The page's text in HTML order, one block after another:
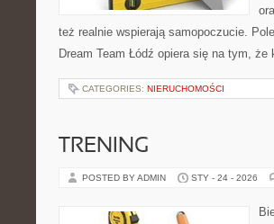
też realnie wspierają samopoczucie.
Dream Team Łódź opiera się na tym,
CATEGORIES: NIERUCHOMOŚCI
TRENING
POSTED BY ADMIN STY - 24 - 2026